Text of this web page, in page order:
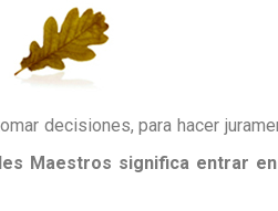
decisiones, para hacer
Maestros significa entrar